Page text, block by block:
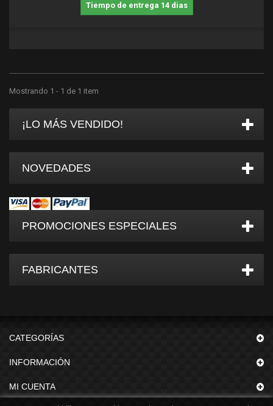
Tiempo de entrega 14 dias
Mostrando 1 - 1 de 1 item
¡LO MÁS VENDIDO!
NOVEDADES
PROMOCIONES ESPECIALES
FABRICANTES
CATEGORÍAS
INFORMACIÓN
MI CUENTA